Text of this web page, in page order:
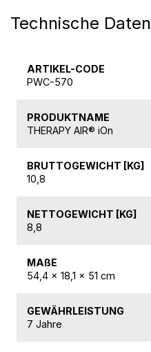
Technische Daten
ARTIKEL-CODE
PWC-570
PRODUKTNAME
THERAPY AIR® iOn
BRUTTOGEWICHT [KG]
10,8
NETTOGEWICHT [KG]
8,8
MAßE
54,4 x 18,1 x 51 cm
GEWÄHRLEISTUNG
7 Jahre